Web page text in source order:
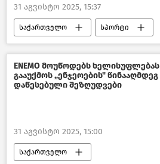
31 აგვისტო 2025, 15:37
საქართველო სპორტი
საზოგადოება ახალი ამბები
ENEMO მოუწოდებს ხელისუფლებას
გააუქმოს „ენჯეოების" წინააღმდეგ
დაწესებული შეზღუდვები
31 აგვისტო 2025, 15:00
საქართველო